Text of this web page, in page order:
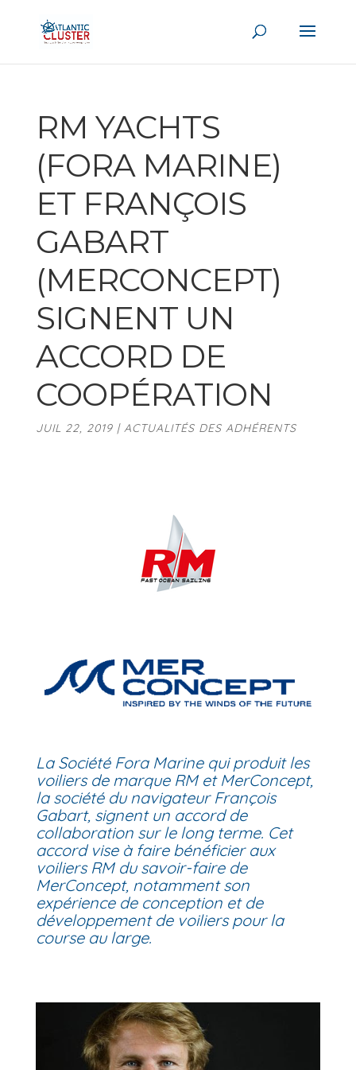
RM YACHTS
(FORA MARINE)
ET FRANÇOIS
GABART
(MERCONCEPT)
SIGNENT UN
ACCORD DE
COOPÉRATION
JUIL 22, 2019| ACTUALITÉS DES ADHÉRENTS
La Société Fora Marine qui produit les
voiliers de marque RM et MerConcept,
la société du navigateur François
Gabart, signent un accord de
collaboration sur le long terme. Cet
accord vise à faire bénéficier aux
voiliers RM du savoir-faire de
MerConcept, notamment son
expérience de conception et de
développement de voiliers pour la
course au large.